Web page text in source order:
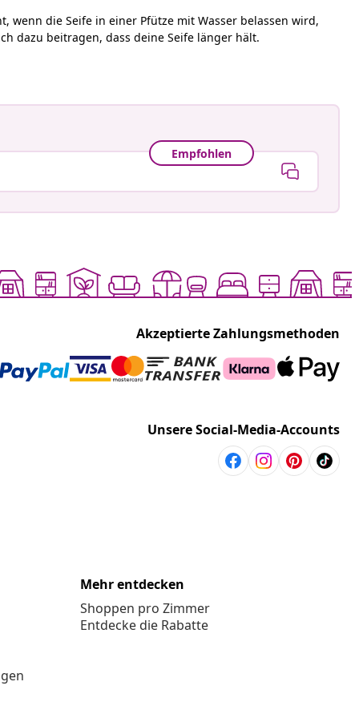
wenn die Seife in einer Pfütze mit Wasser belassen wird,
dazu beitragen, dass deine Seife länger hält.
Empfohlen
Akzeptierte Zahlungsmethoden
Unsere Social-Media-Accounts
Mehr entdecken
Shoppen pro Zimmer
Entdecke die Rabatte